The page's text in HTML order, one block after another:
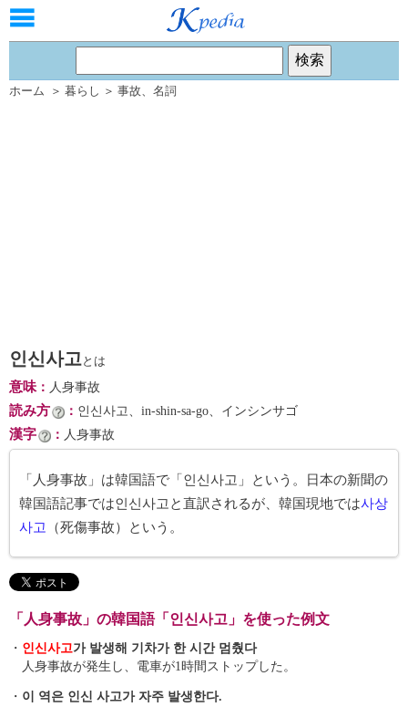
ホーム ＞ 暮らし ＞ 事故、 名詞
인신사고とは
意味： 人身事故
読み方 ： 인신사고、in-shin-sa-go、インシンサゴ
漢字 ： 人身事故
「人身事故」は韓国語で「인신사고」という。日本の新聞の
韓国語記事では인신사고と直訳されるが、韓国現地では사상
사고
（死傷事故）という。
「人身事故」の韓国語「인신사고」を使った例文
・ 인신사고가 발생해 기차가 한 시간 멈췄다
人身事故が発生し、電車が1時間ストップした。
・ 이 역은 인신 사고가 자주 발생한다.